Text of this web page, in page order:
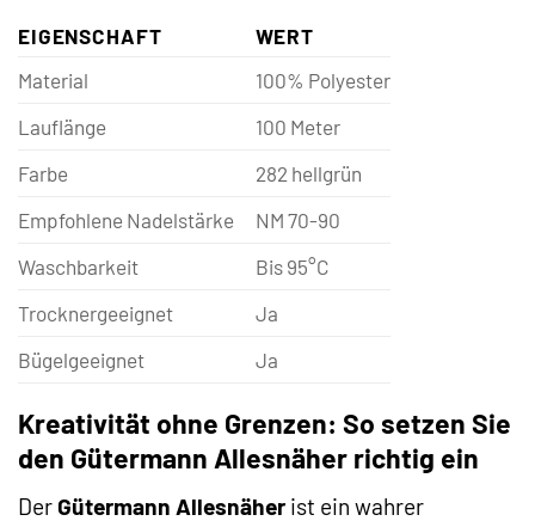
EIGENSCHAFT
WERT
Material
100% Polyester
Lauflänge
100 Meter
Farbe
282 hellgrün
Empfohlene Nadelstärke
NM 70-90
Waschbarkeit
Bis 95°C
Trocknergeeignet
Ja
Bügelgeeignet
Ja
Kreativität ohne Grenzen: So setzen Sie
den Gütermann Allesnäher richtig ein
DerGütermann Allesnäher ist ein wahrer